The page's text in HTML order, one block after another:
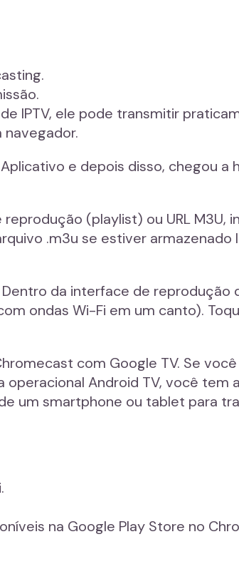
IPTV, ele pode transmitir
navegador.
e depois disso, chegou a
(playlist) ou URL M3U,
.m3u se estiver armazenado
da interface de reprodução
ondas Wi-Fi em um canto).
com Google TV. Se
Android TV, você tem
um smartphone ou tablet para
na Google Play Store no